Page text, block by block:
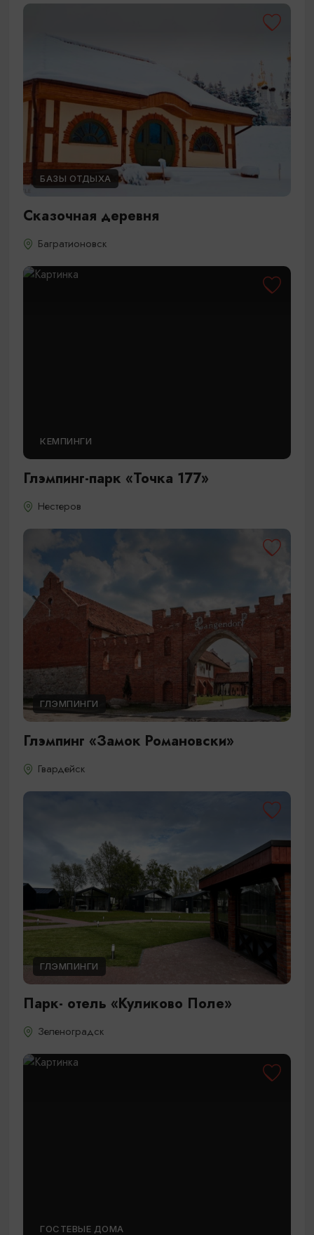
БАЗЫ ОТДЫХА
Сказочная деревня
Багратионовск
КЕМПИНГИ
Глэмпинг-парк «Точка 177»
Нестеров
ГЛЭМПИНГИ
Глэмпинг «Замок Романовски»
Гвардейск
ГЛЭМПИНГИ
Парк- отель «Куликово Поле»
Зеленоградск
ГОСТЕВЫЕ ДОМА